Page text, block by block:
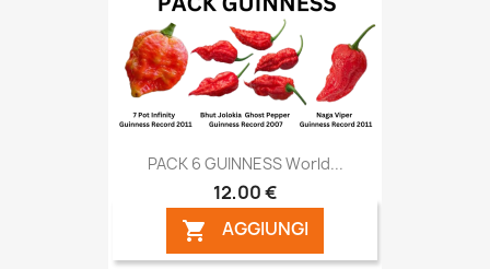
PACK 6 GUINNESS World...
12,00 €
 AGGIUNGI